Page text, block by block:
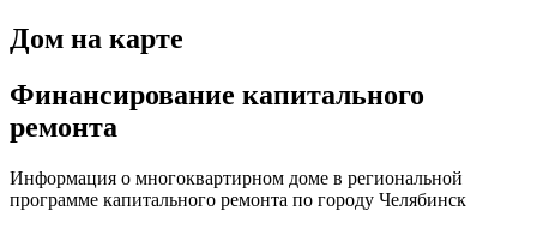
Дом на карте
Финансирование капитального
ремонта
Информация о многоквартирном доме в региональной
программе капитального ремонта по городу Челябинск